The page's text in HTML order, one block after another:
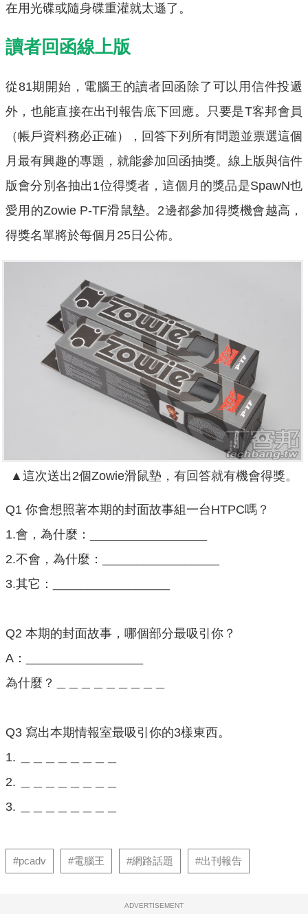
在用光碟或隨身碟重灌就太遜了。
讀者回函線上版
從81期開始，電腦王的讀者回函除了可以用信件投遞
外，也能直接在出刊報告底下回應。只要是T客邦會員
（帳戶資料務必正確），回答下列所有問題並票選這個
月最有興趣的專題，就能參加回函抽獎。線上版與信件
版會分別各抽出1位得獎者，這個月的獎品是SpawN也
愛用的Zowie P-TF滑鼠墊。2邊都參加得獎機會越高，
得獎名單將於每個月25日公佈。
▲這次送出2個Zowie滑鼠墊，有回答就有機會得獎。
Q1 你會想照著本期的封面故事組一台HTPC嗎？
1.會，為什麼：_________________
2.不會，為什麼：_________________
3.其它：_________________
Q2 本期的封面故事，哪個部分最吸引你？
A：_________________
為什麼？＿＿＿＿＿＿＿＿＿
Q3 寫出本期情報室最吸引你的3樣東西。
1. ＿＿＿＿＿＿＿＿
2. ＿＿＿＿＿＿＿＿
3. ＿＿＿＿＿＿＿＿
#pcadv #電腦王 #網路話題 #出刊報告
ADVERTISEMENT